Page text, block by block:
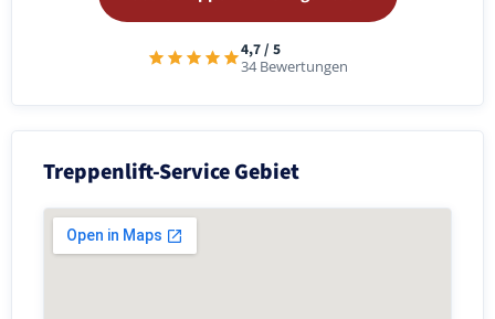
4,7 / 5
34 Bewertungen
Treppenlift-Service Gebiet